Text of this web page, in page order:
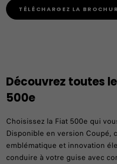
TÉLÉCHARGEZ LA
Découvrez toutes
500e
Choisissez la Fiat 500e qui
Disponible en version Coupé,
emblématique et innovation
conduire à votre guise avec